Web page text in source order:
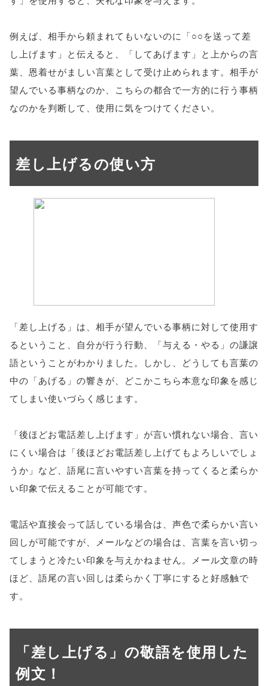
例えば、相手から頼まれてもいないのに「○○を送って差
し上げます」と伝えると、「してあげます」と上からの言
葉、恩着せがましい言葉として受け止められます。相手が
望んでいる事柄なのか、こちらの都合で一方的に行う事柄
なのかを判断して、使用に気をつけてください。
差し上げるの使い方
「差し上げる」は、相手が望んでいる事柄に対して使用す
るということ、自分が行う行動、「与える・やる」の謙譲
語ということがわかりました。しかし、どうしても言葉の
中の「あげる」の響きが、どこかこちら本意な印象を感じ
てしまい使いづらく感じます。
「後ほどお電話差し上げます」が言い慣れない場合、言い
にくい場合は「後ほどお電話差し上げてもよろしいでしょ
うか」など、語尾に言いやすい言葉を持ってくると柔らか
い印象で伝えることが可能です。
電話や直接会って話している場合は、声色で柔らかい言い
回しが可能ですが、メールなどの場合は、言葉を言い切っ
てしまうと冷たい印象を与えかねません。メール文章の時
ほど、語尾の言い回しは柔らかく丁寧にすると好感触で
す。
「差し上げる」の敬語を使用した
例文！